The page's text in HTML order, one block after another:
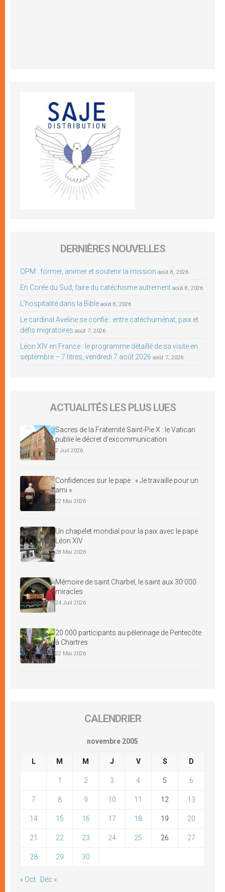
DERNIÈRES NOUVELLES
OPM : former, animer et soutenir la mission août 8, 2026
En Corée du Sud, faire du catéchisme autrement août 8, 2026
L’hospitalité dans la Bible août 8, 2026
Le cardinal Aveline se confie : entre catéchuménat, paix et
défis migratoires août 7, 2026
Léon XIV en France : le programme détaillé de sa visite en
septembre – 7 titres, vendredi 7 août 2026 août 7, 2026
ACTUALITÉS LES PLUS LUES
Sacres de la Fraternité Saint-Pie X : le Vatican
publie le décret d’excommunication
2 Juil 2026
Confidences sur le pape : « Je travaille pour un
ami »
22 Mai 2026
Un chapelet mondial pour la paix avec le pape
Léon XIV
28 Mai 2026
Mémoire de saint Charbel, le saint aux 30 000
miracles
24 Juil 2026
20 000 participants au pèlerinage de Pentecôte
à Chartres
22 Mai 2026
CALENDRIER
novembre 2005
L M M J V S D
1 2 3 4 5 6
7 8 9 10 11 12 13
14 15 16 17 18 19 20
21 22 23 24 25 26 27
28 29 30
« Oct Déc »